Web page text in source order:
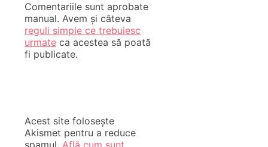
Comentariile sunt aprobate
manual. Avem și câteva
reguli simple ce trebuiesc
urmate ca acestea să poată
fi publicate.
Acest site folosește
Akismet pentru a reduce